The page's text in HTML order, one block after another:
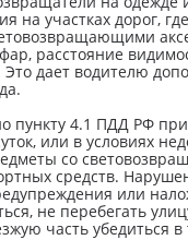
на участках дорог,
расстояние
Это дает водителю
пункту 4.1 ПДД РФ
или в условиях
со
средств.
или
не перебегать
часть убедиться